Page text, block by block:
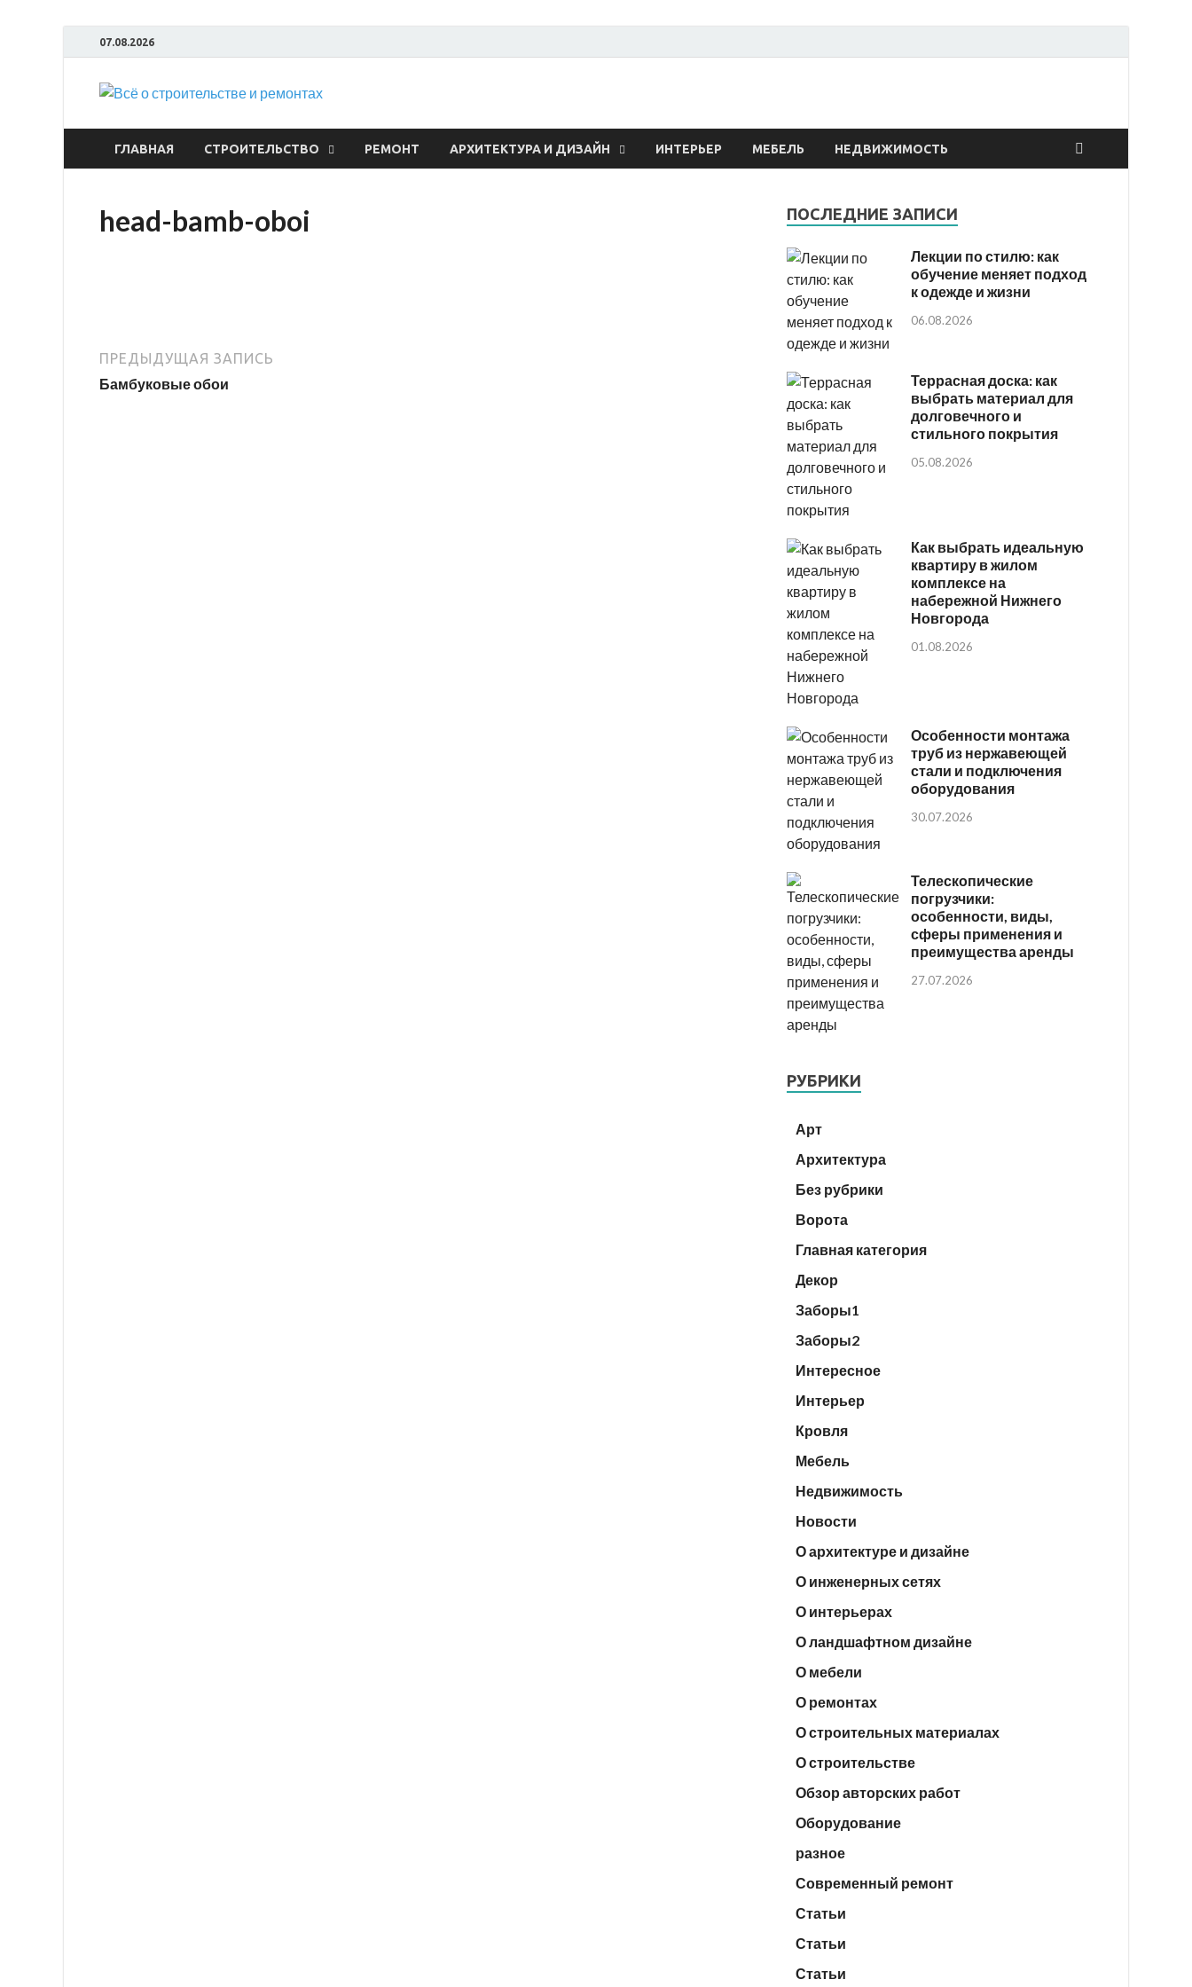
07.08.2026
Всё о строительстве и ремонтах
ГЛАВНАЯ СТРОИТЕЛЬСТВО РЕМОНТ АРХИТЕКТУРА И ДИЗАЙН ИНТЕРЬЕР МЕБЕЛЬ НЕДВИЖИМОСТЬ
head-bamb-oboi
ПРЕДЫДУЩАЯ ЗАПИСЬ
Бамбуковые обои
ПОСЛЕДНИЕ ЗАПИСИ
Лекции по стилю: как
обучение меняет подход
к одежде и жизни
06.08.2026
Террасная доска: как
выбрать материал для
долговечного и
стильного покрытия
05.08.2026
Как выбрать идеальную
квартиру в жилом
комплексе на
набережной Нижнего
Новгорода
01.08.2026
Особенности монтажа
труб из нержавеющей
стали и подключения
оборудования
30.07.2026
Телескопические
погрузчики:
особенности, виды,
сферы применения и
преимущества аренды
27.07.2026
РУБРИКИ
Арт
Архитектура
Без рубрики
Ворота
Главная категория
Декор
Заборы1
Заборы2
Интересное
Интерьер
Кровля
Мебель
Недвижимость
Новости
О архитектуре и дизайне
О инженерных сетях
О интерьерах
О ландшафтном дизайне
О мебели
О ремонтах
О строительных материалах
О строительстве
Обзор авторских работ
Оборудование
разное
Современный ремонт
Статьи
Статьи
Статьи